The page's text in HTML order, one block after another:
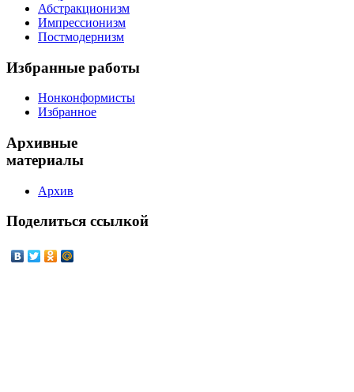
Абстракционизм
Импрессионизм
Постмодернизм
Избранные работы
Нонконформисты
Избранное
Архивные
материалы
Архив
Поделиться ссылкой